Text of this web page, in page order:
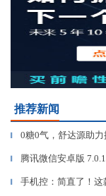
推荐新闻
▎ 0糖0气，舒达源助
▎ 腾讯微信安卓版
▎ 手机控：简直了！